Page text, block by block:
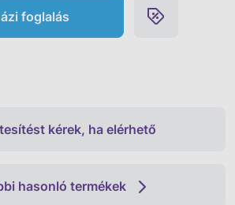
foglalás
kérek, ha elérhető
hasonló termékek